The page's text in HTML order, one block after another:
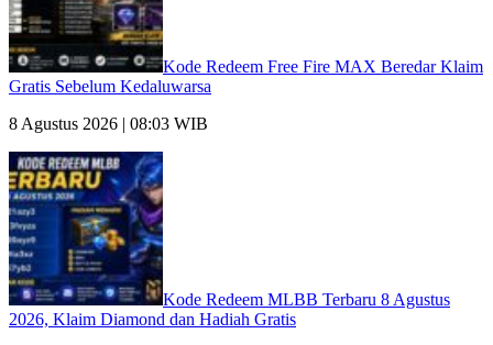
Kode Redeem Free Fire MAX Beredar Klaim
Gratis Sebelum Kedaluwarsa
8 Agustus 2026 | 08:03 WIB
Kode Redeem MLBB Terbaru 8 Agustus
2026, Klaim Diamond dan Hadiah Gratis